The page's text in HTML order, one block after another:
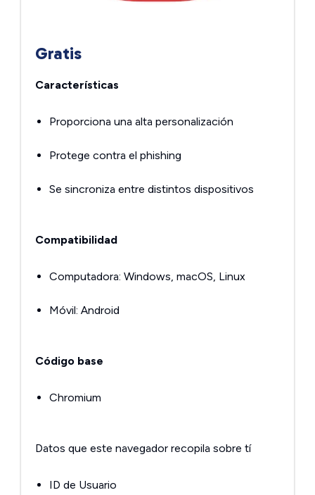
Gratis
Características
Proporciona una alta personalización
Protege contra el phishing
Se sincroniza entre distintos dispositivos
Compatibilidad
Computadora: Windows, macOS, Linux
Móvil: Android
Código base
Chromium
Datos que este navegador recopila sobre tí
ID de Usuario